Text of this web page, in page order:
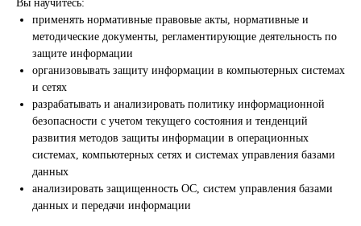
Вы научитесь:
применять нормативные правовые акты, нормативные и
методические документы, регламентирующие деятельность по
защите информации
организовывать защиту информации в компьютерных системах
и сетях
разрабатывать и анализировать политику информационной
безопасности с учетом текущего состояния и тенденций
развития методов защиты информации в операционных
системах, компьютерных сетях и системах управления базами
данных
анализировать защищенность ОС, систем управления базами
данных и передачи информации